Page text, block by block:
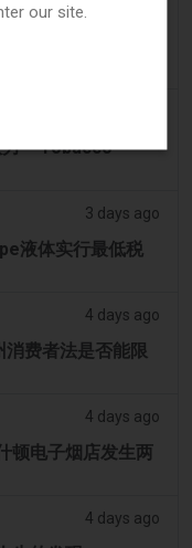
力 – Tobacco
3 days ago
液体实行最低税
4 days ago
消费者法是否能限
4 days ago
顿电子烟店发生两
4 days ago
our site.